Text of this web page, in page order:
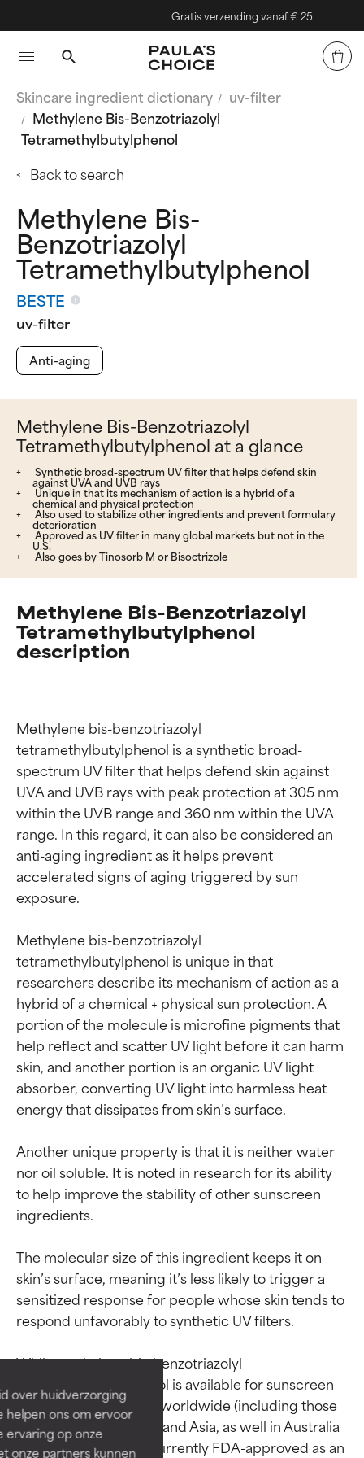
over huidverzorging
helpen ons om ervoor
ervaring op onze
onze partners kunnen
Gratis verzending vanaf € 25
Skincare ingredient dictionary
uv-filter
Methylene Bis-Benzotriazolyl
Tetramethylbutylphenol
Back to search
Methylene Bis-
Benzotriazolyl
Tetramethylbutylphenol
BESTE
uv-filter
Anti-aging
Methylene Bis-Benzotriazolyl
Tetramethylbutylphenol at a glance
Synthetic broad-spectrum UV filter that helps defend skin
against UVA and UVB rays
Unique in that its mechanism of action is a hybrid of a
chemical and physical protection
Also used to stabilize other ingredients and prevent formulary
deterioration
Approved as UV filter in many global markets but not in the
U.S.
Also goes by Tinosorb M or Bisoctrizole
Methylene Bis-Benzotriazolyl
Tetramethylbutylphenol
description
Methylene bis-benzotriazolyl
tetramethylbutylphenol is a synthetic broad-
spectrum UV filter that helps defend skin against
UVA and UVB rays with peak protection at 305 nm
within the UVB range and 360 nm within the UVA
range. In this regard, it can also be considered an
anti-aging ingredient as it helps prevent
accelerated signs of aging triggered by sun
exposure.
Methylene bis-benzotriazolyl
tetramethylbutylphenol is unique in that
researchers describe its mechanism of action as a
hybrid of a chemical + physical sun protection. A
portion of the molecule is microfine pigments that
help reflect and scatter UV light before it can harm
skin, and another portion is an organic UV light
absorber, converting UV light into harmless heat
energy that dissipates from skin’s surface.
Another unique property is that it is neither water
nor oil soluble. It is noted in research for its ability
to help improve the stability of other sunscreen
ingredients.
The molecular size of this ingredient keeps it on
skin’s surface, meaning it’s less likely to trigger a
sensitized response for people whose skin tends to
respond unfavorably to synthetic UV filters.
While methylene bis-benzotriazolyl
tetramethylbutylphenol is available for sunscreen
use in many countries worldwide (including those
in the European Union and Asia, as well in Australia
and Mexico), it is not currently FDA-approved as an
Beoordelingen van
ingrediënten
Bewezen en ondersteund door
onafhankelijk onderzoek.
Uitstekend actief ingrediënt
voor de meeste huidtypen of
Beoordelingen van
ingrediënten
Bewezen en ondersteund door
onafhankelijk onderzoek.
Uitstekend actief ingrediënt
voor de meeste huidtypen of